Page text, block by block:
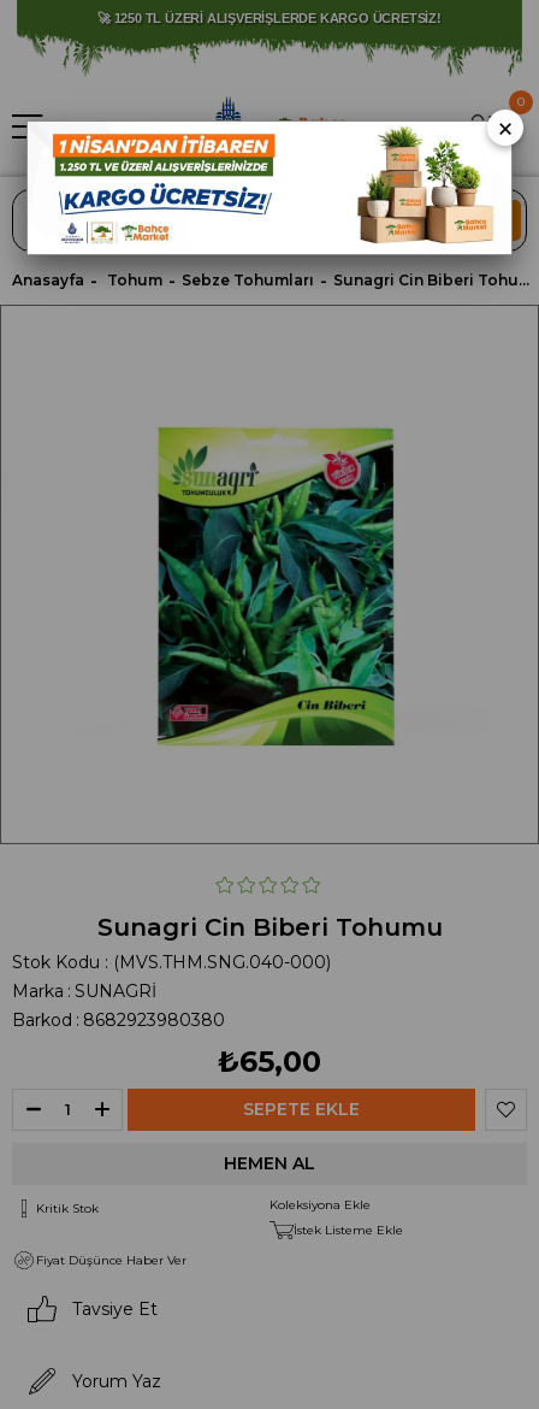
🚀 1250 TL ÜZERİ ALIŞVERİŞLERDE KARGO ÜCRETSİZ!
⚠️ SATIŞLARIMIZ YALNIZCA İSTANBUL İLİ İLE SINIRLIDIR.
ARA
0
Anasayfa Tohum Sebze Tohumları Sunagri Cin Biberi Tohumu
Sunagri Cin Biberi Tohumu
Stok Kodu
(MVS.THM.SNG.040-000)
Marka : SUNAGRİ
Barkod : 8682923980380
₺65,00
Kritik Stok
Koleksiyona Ekle
İstek Listeme Ekle
Fiyat Düşünce Haber Ver
Tavsiye Et
Yorum Yaz
×